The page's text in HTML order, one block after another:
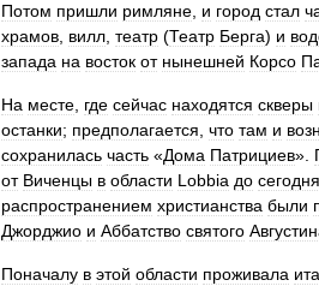
Потом пришли римляне и город стал
храмов вилл театр (Театр Берга) и
запада на восток от нынешней Корсо
На месте где сейчас находятся скверы
останки; предполагается что там и
сохранилась часть «Дома Патрициев».
от Виченцы в области Lobbia до
распространением христианства были
Джорджио и Аббатство святого
Поначалу в этой области проживала